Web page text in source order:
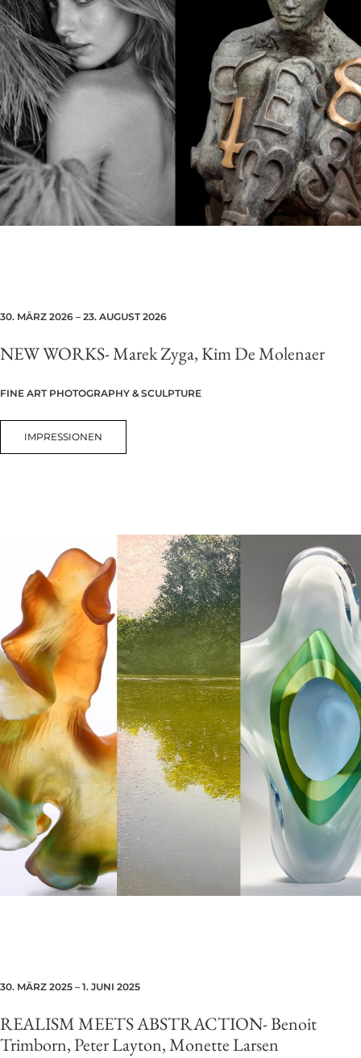
30. MÄRZ 2026 – 23. AUGUST 2026
NEW WORKS-Marek Zyga, Kim De Molenaer
FINE ART PHOTOGRAPHY & SCULPTURE
IMPRESSIONEN
30. MÄRZ 2025 – 1. JUNI 2025
REALISM MEETS ABSTRACTION-Benoit
Trimborn, Peter Layton, Monette Larsen